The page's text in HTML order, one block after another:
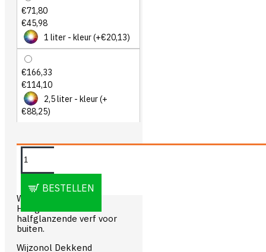
€71,80
€45,98
1 liter - kleur(+€20,13)
€166,33
€114,10
2,5 liter - kleur(+
€88,25)
BESTELLEN
OMSCHRIJVING
Wijzonol Dekkend
Halfglans is een
halfglanzende verf voor
buiten.
Wijzonol Dekkend